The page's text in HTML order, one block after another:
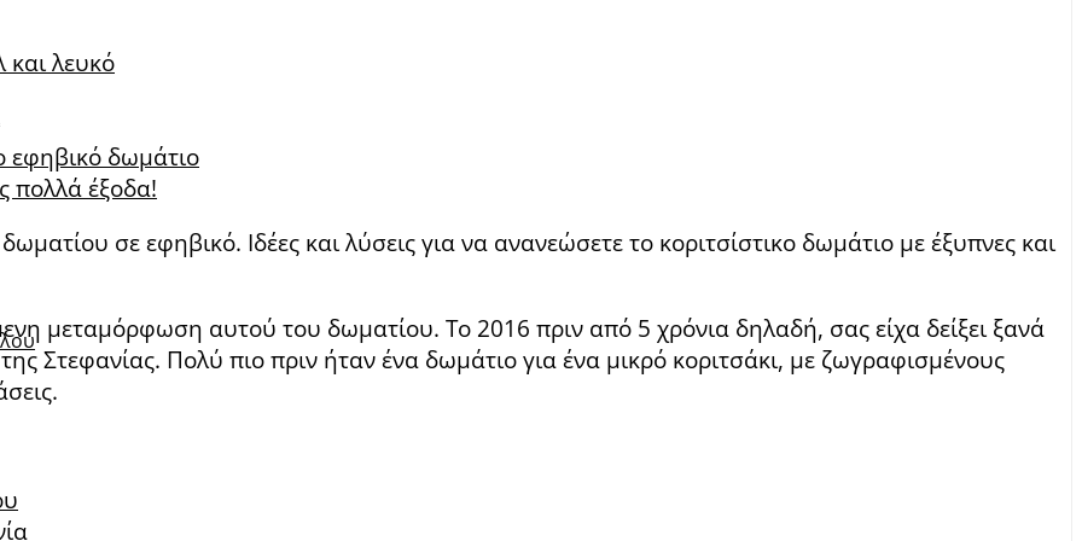
λευκό
εφηβικό δωμάτιο
πολλά έξοδα!
σε εφηβικό. Ιδέες και λύσεις για να ανανεώσετε το κοριτσίστικο δωμάτιο με έξυπνες και
μεταμόρφωση αυτού του δωματίου. Το 2016 πριν από 5 χρόνια δηλαδή, σας είχα δείξει ξανά
Στεφανίας. Πολύ πιο πριν ήταν ένα δωμάτιο για ένα μικρό κοριτσάκι, με ζωγραφισμένους